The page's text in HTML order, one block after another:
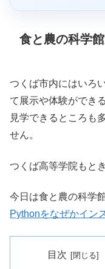
食と農の科学
つくば市内にはいろ
て展示や体験ができ
見学できるところも
せん。
つくば高等学院もと
今日は食と農の科学
Pythonをなぜかイン
目次